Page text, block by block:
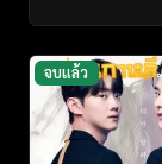
จบแล้ว